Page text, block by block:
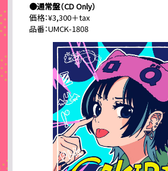
●通常盤（CD Only）
価格：¥3,300＋tax
品番：UMCK-1808